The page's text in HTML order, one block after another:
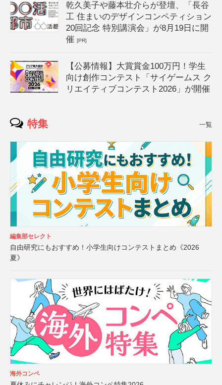
乾久美子や藤本壮介らが登壇、「長谷
工 住まいのデザインコンペティション
20回記念 特別講演会」が8月19日に開
催[PR]
【公募情報】大賞賞金100万円！学生
向け創作コンテスト「サイゲームス ク
リエイティブコンテスト2026」が開催
特集 一覧
編集部セレクト
自由研究にもおすすめ！小学生向けコンテストまとめ《2026
夏》
海外コンペ